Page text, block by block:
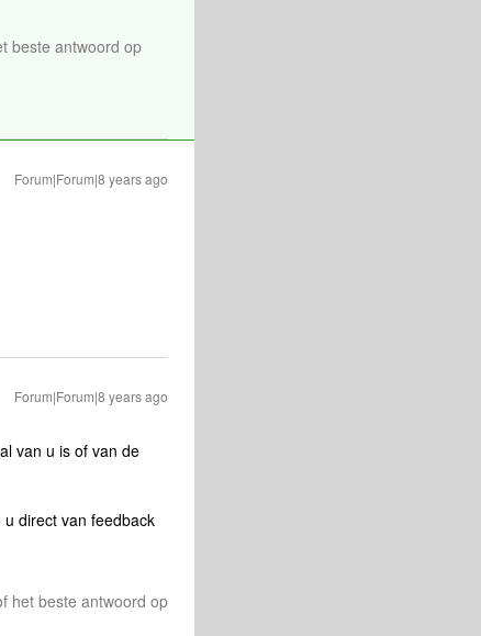
beste antwoord op
Forum|Forum|8 years ago
Forum|Forum|8 years ago
van u is of van de
direct van feedback
het beste antwoord op